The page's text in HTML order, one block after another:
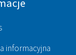
informacyjna